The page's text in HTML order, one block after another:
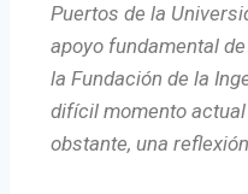
Puertos de la
apoyo fundamental
la Fundación de la
difícil momento
obstante, una